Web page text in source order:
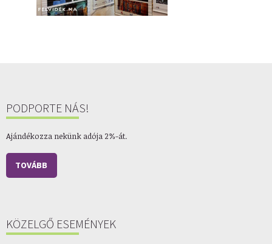
PODPORTE NÁS!
Ajándékozza nekünk adója 2%-át.
TOVÁBB
KÖZELGŐ ESEMÉNYEK